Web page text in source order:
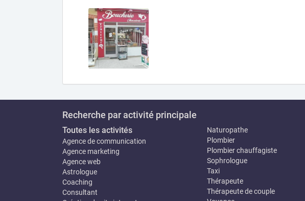
Recherche par activité principale
Toutes les activités
Agence de communication
Agence marketing
Agence web
Astrologue
Coaching
Consultant
Naturopathe
Plombier
Plombier chauffagiste
Sophrologue
Taxi
Thérapeute
Thérapeute de couple